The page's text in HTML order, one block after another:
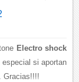
Electro shock
si aportan
Gracias!!!!